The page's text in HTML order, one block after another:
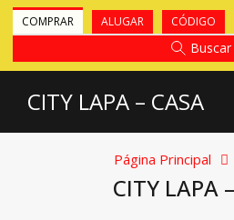
COMPRAR ALUGAR CÓDIGO
Buscar
CITY LAPA – CASA
Página Principal
CITY LAPA